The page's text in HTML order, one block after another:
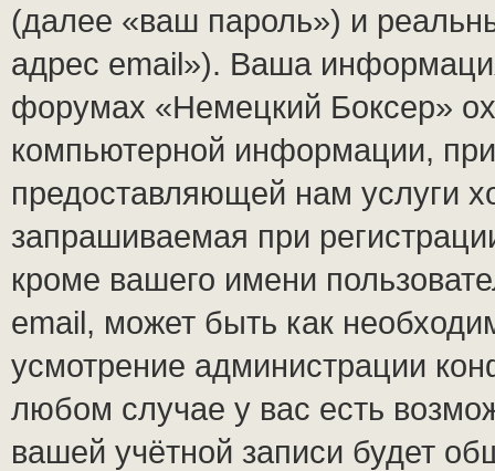
(далее «ваш пароль») и
адрес email»). Ваша
форумах «Немецкий Боксер»
компьютерной информации,
предоставляющей нам услуги
запрашиваемая при
кроме вашего имени
email, может быть как
усмотрение администрации
любом случае у вас есть
вашей учётной записи будет